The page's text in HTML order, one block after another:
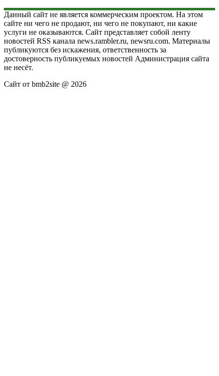
Данный сайт не является коммерческим проектом. На этом
сайте ни чего не продают, ни чего не покупают, ни какие
услуги не оказываются. Сайт представляет собой ленту
новостей RSS канала news.rambler.ru, newsru.com. Материалы
публикуются без искажения, ответственность за
достоверность публикуемых новостей Администрация сайта
не несёт.
Сайт от bmb2site @ 2026